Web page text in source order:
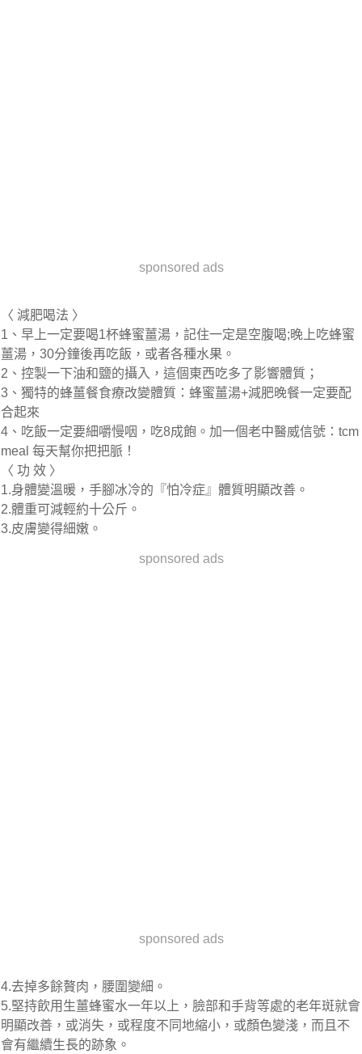
sponsored ads
〈 減肥喝法 〉
1、早上一定要喝1杯蜂蜜薑湯，記住一定是空腹喝;晚上吃蜂蜜
薑湯，30分鐘後再吃飯，或者各種水果。
2、控製一下油和鹽的攝入，這個東西吃多了影響體質；
3、獨特的蜂薑餐食療改變體質：蜂蜜薑湯+減肥晚餐一定要配
合起來
4、吃飯一定要細嚼慢咽，吃8成飽。加一個老中醫威信號：tcm
meal 每天幫你把把脈！
〈 功 效 〉
1.身體變溫暖，手腳冰冷的『怕冷症』體質明顯改善。
2.體重可減輕約十公斤。
3.皮膚變得細嫩。
sponsored ads
sponsored ads
4.去掉多餘贅肉，腰圍變細。
5.堅持飲用生薑蜂蜜水一年以上，臉部和手背等處的老年斑就會
明顯改善，或消失，或程度不同地縮小，或顏色變淺，而且不
會有繼續生長的跡象。